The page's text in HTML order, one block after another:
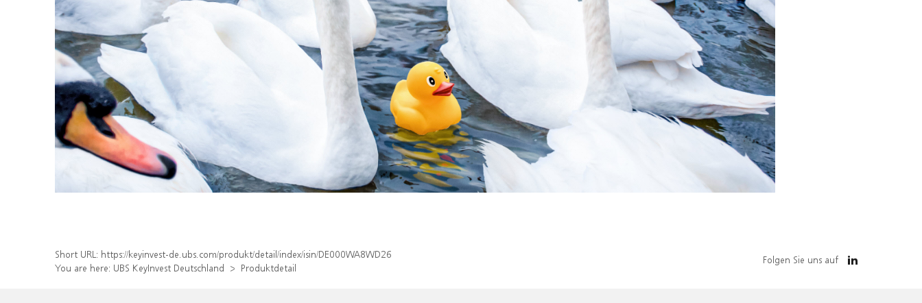
Short URL: https://keyinvest-de.ubs.com/produkt/detail/index/isin/DE000WA8WD26
You are here: UBS KeyInvest Deutschland Produktdetail
Folgen Sie uns auf